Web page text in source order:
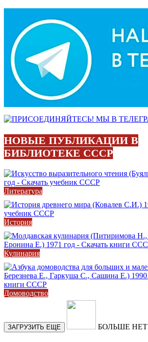
НОВЫЕ ПУБЛИКАЦИИ В
БИБЛИОТЕКЕ СССР
Литература
История
Кулинария
Домоводство
ЗАГРУЗИТЬ ЕЩЕ БОЛЬШЕ НЕТ